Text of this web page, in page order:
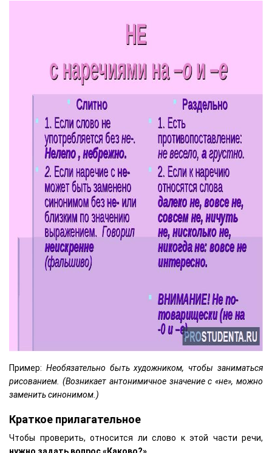
Пример: Необязательно быть художником, чтобы заниматься
рисованием. (Возникает антонимичное значение с «не», можно
заменить синонимом.)
Краткое прилагательное
Чтобы проверить, относится ли слово к этой части речи,